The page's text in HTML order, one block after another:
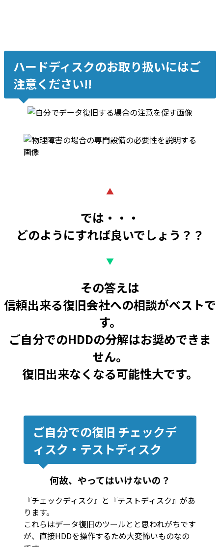
ハードディスクのお取り扱いにはご
注意ください!!
▲
では・・・
どのようにすれば良いでしょう？？
▼
その答えは
信頼出来る復旧会社への相談がベストで
す。
ご自分でのHDDの分解はお奨めできま
せん。
復旧出来なくなる可能性大です。
ご自分での復旧 チェックデ
ィスク・テストディスク
何故、やってはいけないの？
『チェックディスク』と『テストディスク』があ
ります。
これらはデータ復旧のツールとと思われがちです
が、直接HDDを操作するため大変怖いものなの